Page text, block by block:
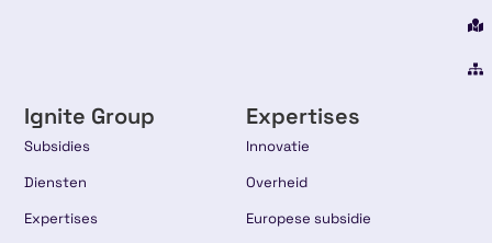
Ignite Group
Subsidies
Diensten
Expertises
Expertises
Innovatie
Overheid
Europese subsidie